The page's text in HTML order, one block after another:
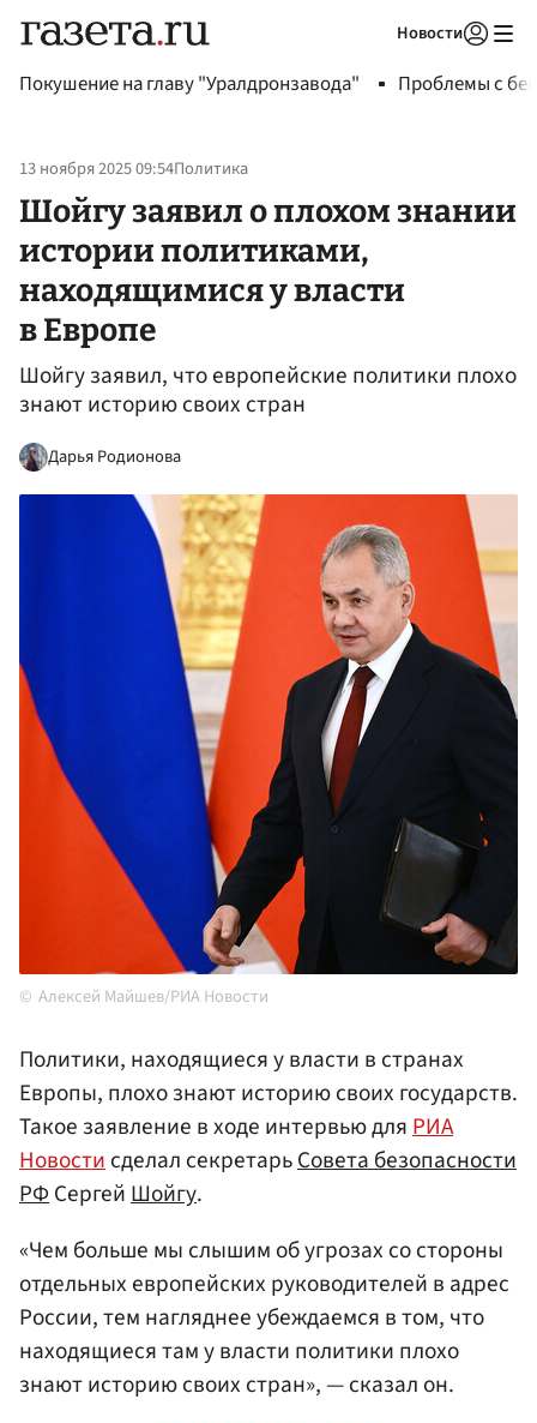
Новости
Покушение на главу "Уралдронзавода" Проблемы с
13 ноября 2025 09:54Политика
Шойгу заявил о плохом знании
истории политиками,
находящимися у власти
в Европе
Шойгу заявил, что европейские политики плохо
знают историю своих стран
Дарья Родионова
Алексей Майшев/РИА Новости
Политики, находящиеся у власти в странах
Европы, плохо знают историю своих государств.
Такое заявление в ходе интервью дляРИА
Новостисделал секретарьСовета безопасности
РФСергейШойгу.
«Чем больше мы слышим об угрозах со стороны
отдельных европейских руководителей в адрес
России, тем нагляднее убеждаемся в том, что
находящиеся там у власти политики плохо
знают историю своих стран», — сказал он.